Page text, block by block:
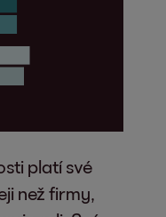
platí své
než firmy,